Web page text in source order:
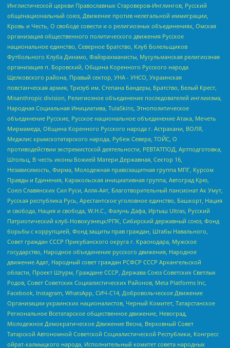
Инглистической церкви Православных Староверов-Инглингов, Русский
общенациональный союз, Движение против нелегальной иммиграции,
Кровь и Честь, О свободе совести и о религиозных объединениях, Омская
организация общественного политического движения Русское
национальное единство, Северное Братство, Клуб Болельщиков
Футбольного Клуба Динамо, Файзрахманисты, Мусульманская религиозная
организация п. Боровский, Община Коренного Русского народа
Щелковского района, Правый сектор, УНА - УНСО, Украинская
повстанческая армия, Тризуб им. Степана Бандеры, Братство, Белый Крест,
Misanthropic division, Религиозное объединение последователей инглиизма,
Народная Социальная Инициатива, TulaSkins, Этнополитическое
объединение Русские, Русское национальное объединение Атака, Мечеть
Мирмамеда, Община Коренного Русского народа г. Астрахани, ВОЛЯ,
Меджлис крымскотатарского народа, Рубеж Севера, ТОЙС, О
противодействии экстремистской деятельности, РЕВТАТПОД, Артподготовка,
Штольц, В честь иконы Божией Матери Державная, Сектор 16,
Независимость, Фирма, Молодежная правозащитная группа МПГ, Курсом
Правды и Единения, Каракольская инициативная группа, Автоград Крю,
Союз Славянских Сил Руси, Алля-Аят, Благотворительный пансионат Ак Умут,
Русская республика Русь, Арестантское уголовное единство, Башкорт, Нация
и свобода, Нация и свобода, W.H.С., Фалунь Дафа, Иртыш Ultras, Русский
Патриотический клуб-Новокузнецк/РПК, Сибирский державный союз, Фонд
борьбы с коррупцией, Фонд защиты прав граждан, Штабы Навального,
Совет граждан СССР Прикубанского округа г. Краснодара, Мужское
государство, Народное объединение русского движения, Народное
движение Адат, Народный совет граждан РСФСР СССР Архангельской
области, Проект Штурм, Граждане СССР, Держава Союз Советских Светлых
Родов, Совет Советских Социалистических Районов, Meta Platforms Inc,
Facebook, Instagram, WhatsApp, СИЧ-С14, Добровольческое Движение
Организации украинских националистов, Черный Комитет, Татарстанское
Региональное Всетатарское общественное движение, Невоград,
Молодежное Демократическое Движение Весна, Верховный Совет
Татарской Автономной Советской Социалистической Республики, Конгресс
ойрат-калмыцкого народа, Исполнительный комитет совета народных